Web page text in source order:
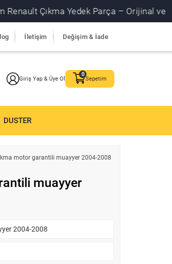
Çıkma Yedek Parça – Orijinal ve
İletişim Değişim & İade
Giriş Yap & Üye Ol Sepetim
DUSTER
motor garantili muayyer 2004-2008
muayyer
2004-2008